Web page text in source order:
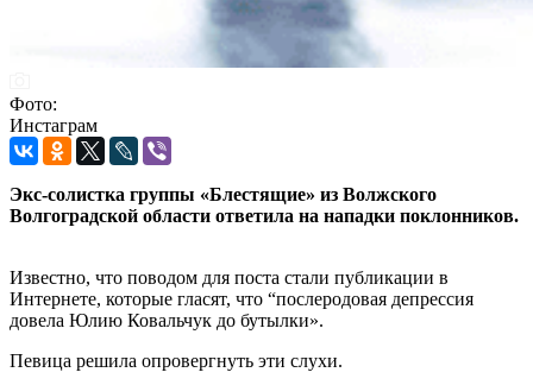
Фото:
Инстаграм
Экс-солистка группы «Блестящие» из Волжского
Волгоградской области ответила на нападки поклонников.
Известно, что поводом для поста стали публикации в
Интернете, которые гласят, что “послеродовая депрессия
довела Юлию Ковальчук до бутылки».
Певица решила опровергнуть эти слухи.